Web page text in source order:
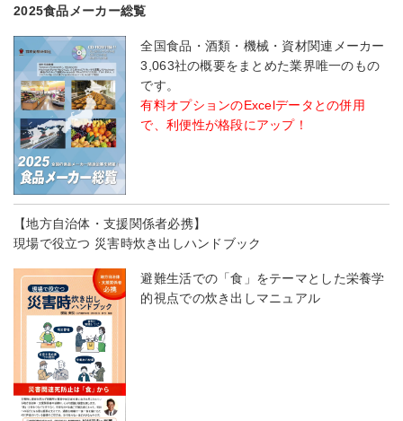
2025食品メーカー総覧
全国食品・酒類・機械・資材関連メーカー
3,063社の概要をまとめた業界唯一のもの
です。
有料オプションのExcelデータとの併用
で、利便性が格段にアップ！
【地方自治体・支援関係者必携】
現場で役立つ 災害時炊き出しハンドブック
避難生活での「食」をテーマとした栄養学
的視点での炊き出しマニュアル